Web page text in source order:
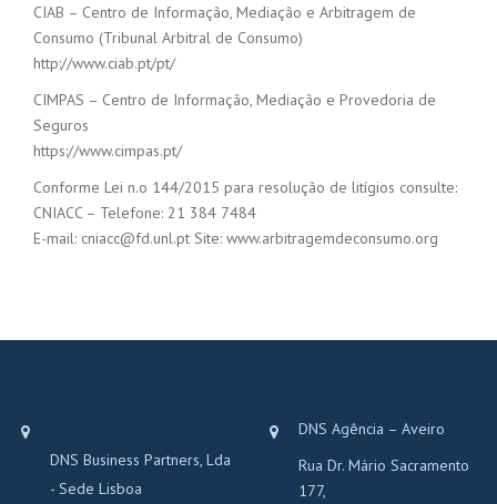
CIAB – Centro de Informação, Mediação e Arbitragem de
Consumo (Tribunal Arbitral de Consumo)
http://www.ciab.pt/pt/
CIMPAS – Centro de Informação, Mediação e Provedoria de
Seguros
https://www.cimpas.pt/
Conforme Lei n.o 144/2015 para resolução de litígios consulte:
CNIACC – Telefone: 21 384 7484
E-mail: cniacc@fd.unl.pt Site: www.arbitragemdeconsumo.org
DNS Business Partners, Lda
- Sede Lisboa
DNS Agência – Aveiro
Rua Dr. Mário Sacramento
177,